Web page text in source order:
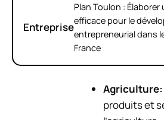
Entreprise
Plan Toulon :
efficace pour le
entrepreneurial dans
France
Agriculture:
produits et